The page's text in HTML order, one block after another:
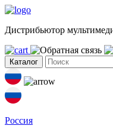
Дистрибьютор
Каталог
Россия